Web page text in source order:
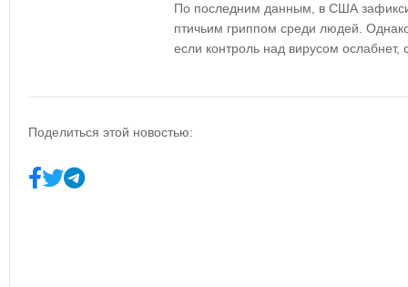
По последним данным, в США
птичьим гриппом среди людей .
если контроль над вирусом ослабнет,
Поделиться этой новостью: